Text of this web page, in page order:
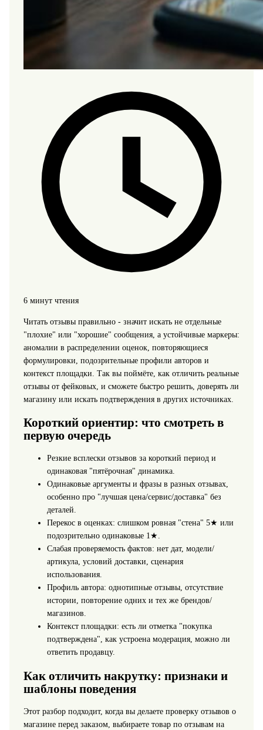
6 минут чтения
Читать отзывы правильно - значит искать не отдельные
"плохие" или "хорошие" сообщения, а устойчивые маркеры:
аномалии в распределении оценок, повторяющиеся
формулировки, подозрительные профили авторов и
контекст площадки. Так вы поймёте, как отличить реальные
отзывы от фейковых, и сможете быстро решить, доверять ли
магазину или искать подтверждения в других источниках.
Короткий ориентир: что смотреть в
первую очередь
Резкие всплески отзывов за короткий период и
одинаковая "пятёрочная" динамика.
Одинаковые аргументы и фразы в разных отзывах,
особенно про "лучшая цена/сервис/доставка" без
деталей.
Перекос в оценках: слишком ровная "стена" 5★ или
подозрительно одинаковые 1★.
Слабая проверяемость фактов: нет дат, модели/
артикула, условий доставки, сценария
использования.
Профиль автора: однотипные отзывы, отсутствие
истории, повторение одних и тех же брендов/
магазинов.
Контекст площадки: есть ли отметка "покупка
подтверждена", как устроена модерация, можно ли
ответить продавцу.
Как отличить накрутку: признаки и
шаблоны поведения
Этот разбор подходит, когда вы делаете проверку отзывов о
магазине перед заказом, выбираете товар по отзывам на